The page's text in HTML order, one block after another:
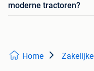
moderne tractoren?
Home